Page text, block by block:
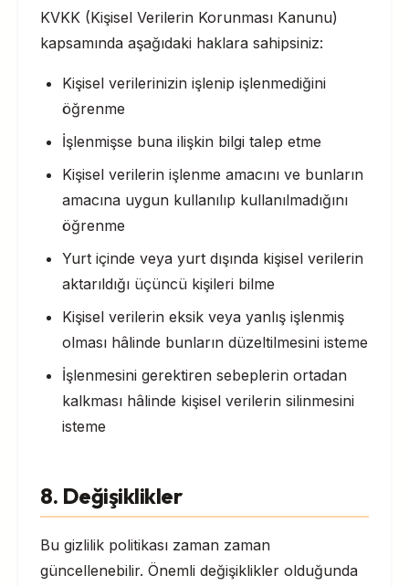
KVKK (Kişisel Verilerin Korunması Kanunu)
kapsamında aşağıdaki haklara sahipsiniz:
Kişisel verilerinizin işlenip işlenmediğini
öğrenme
İşlenmişse buna ilişkin bilgi talep etme
Kişisel verilerin işlenme amacını ve bunların
amacına uygun kullanılıp kullanılmadığını
öğrenme
Yurt içinde veya yurt dışında kişisel verilerin
aktarıldığı üçüncü kişileri bilme
Kişisel verilerin eksik veya yanlış işlenmiş
olması hâlinde bunların düzeltilmesini isteme
İşlenmesini gerektiren sebeplerin ortadan
kalkması hâlinde kişisel verilerin silinmesini
isteme
8. Değişiklikler
Bu gizlilik politikası zaman zaman
güncellenebilir. Önemli değişiklikler olduğunda